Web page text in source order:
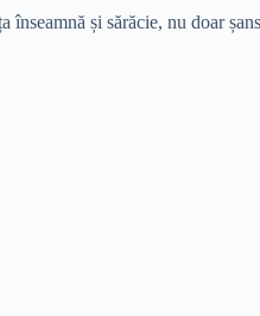
și sărăcie, nu doar